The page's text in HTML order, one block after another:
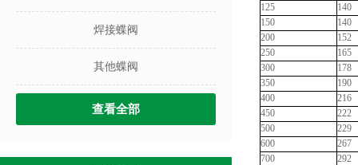
焊接蝶阀
其他蝶阀
查看全部
125
140
150
140
200
152
250
165
300
178
350
190
400
216
450
222
500
229
600
267
700
292